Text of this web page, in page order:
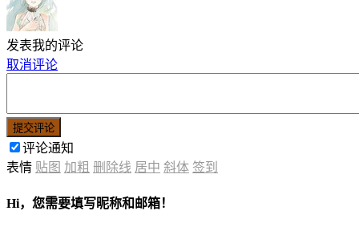
发表我的评论
取消评论
提交评论
评论通知
表情 贴图 加粗 删除线 居中 斜体 签到
Hi，您需要填写昵称和邮箱！